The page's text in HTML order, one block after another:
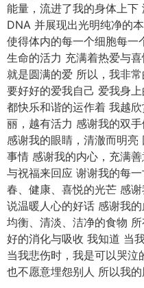
能量，流进了我的身体上下
DNA 并展现出光明纯净的
使得体内的每一个细胞每
生命的活力 充满着热爱与
就是圆满的爱 所以，我非
要好好的爱我自己 爱我身
都快乐和谐的运作着 我越
丽，越有活力 感谢我的双
感谢我的眼睛，清澈而明亮
事情 感谢我的内心，充满
与祝福来回应 谢谢我的每
春、健康、喜悦的光芒 感
说温暖人心的好话 感谢我
均衡、清淡、洁净的食物
好的消化与吸收 我知道 当
当我悲伤时，我是可以哭泣
也不愿意埋怨别人 所以我